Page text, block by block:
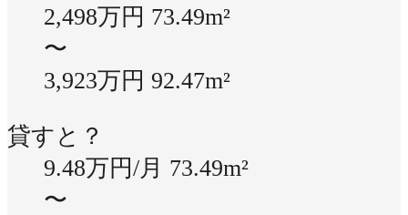
2,498万円 73.49m²
〜
3,923万円 92.47m²
貸すと？
9.48万円/月 73.49m²
〜